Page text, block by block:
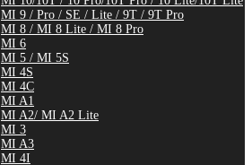
MI 9 / Pro / SE / Lite / 9T / 9T Pro
MI 8 / MI 8 Lite / MI 8 Pro
MI 6
MI 5 / MI 5S
MI 4S
MI 4C
MI A1
MI A2/ MI A2 Lite
MI 3
MI A3
MI 4I